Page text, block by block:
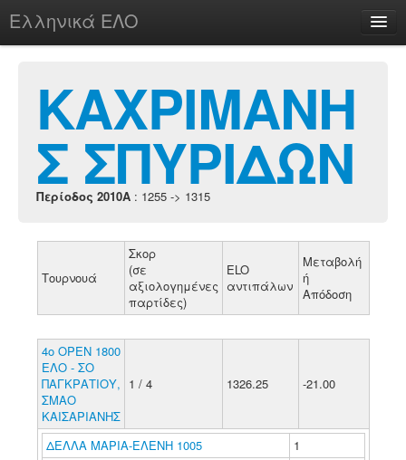
Ελληνικά ΕΛΟ
chesstu.be @ discord
Login
ΚΑΧΡΙΜΑΝΗ
Σ ΣΠΥΡΙΔΩΝ
Περίοδος 2010A : 1255 -> 1315
Τουρνουά
Σκορ
(σε
αξιολογημένες
παρτίδες)
ELO
αντιπάλων
Μεταβολή
ή
Απόδοση
4ο ΟΡΕΝ 1800
ΕΛΟ - ΣΟ
ΠΑΓΚΡΑΤΙΟΥ,
ΣΜΑΟ
ΚΑΙΣΑΡΙΑΝΗΣ
1 / 4 1326.25 -21.00
ΔΕΛΛΑ ΜΑΡΙΑ-ΕΛΕΝΗ 1005
1